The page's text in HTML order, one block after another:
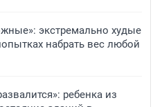
экстремально худые
набрать вес любой
ребенка из